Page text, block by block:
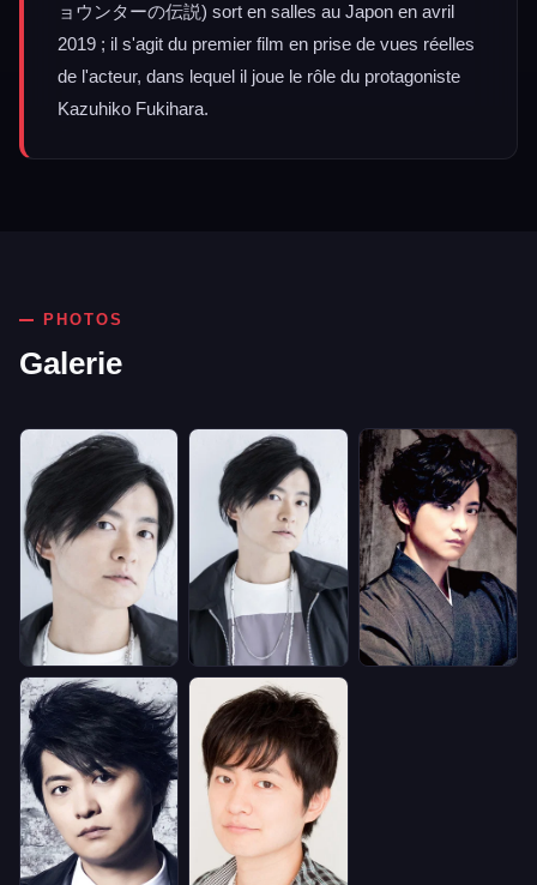
ョウンターの伝説) sort en salles au Japon en avril
2019 ; il s'agit du premier film en prise de vues réelles
de l'acteur, dans lequel il joue le rôle du protagoniste
Kazuhiko Fukihara.
PHOTOS
Galerie